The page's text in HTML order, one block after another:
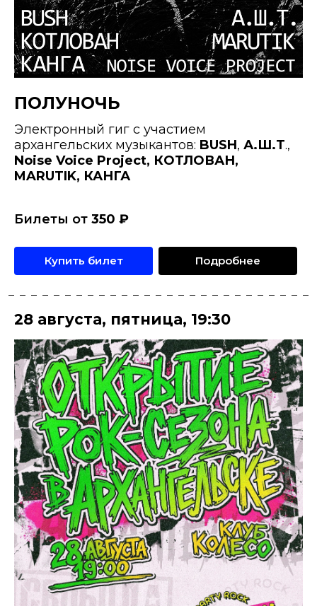
ПОЛУНОЧЬ
Электронный гиг с участием
архангельских музыкантов: BUSH, А.Ш.Т.,
Noise Voice Project, КОТЛОВАН,
MARUTIK, КАНГА
Билеты от 350 ₽
Купить билет Подробнее
28 августа, пятница, 19:30